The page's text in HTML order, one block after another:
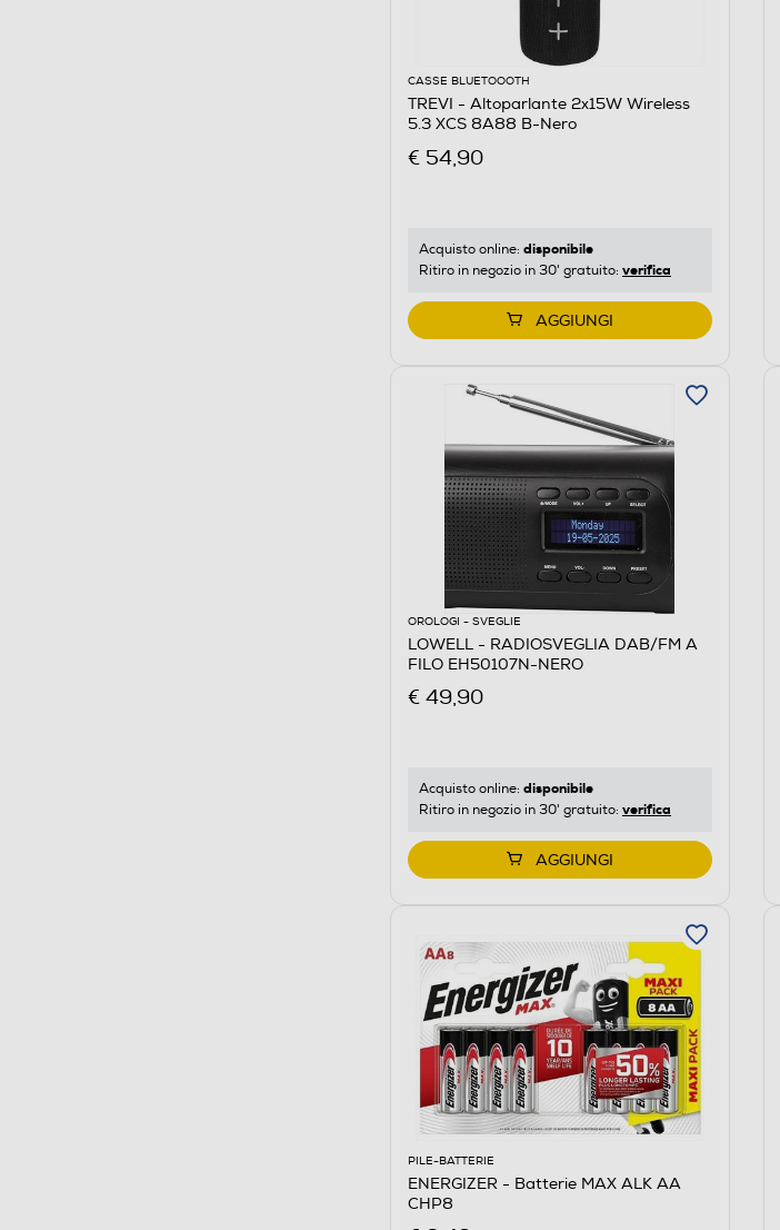
CASSE BLUETOOOTH
TREVI - Altoparlante 2x15W Wireless
5.3 XCS 8A88 B-Nero
€ 54,90
Acquisto online: disponibile
Ritiro in negozio in 30' gratuito: verifica
AGGIUNGI
OROLOGI - SVEGLIE
LOWELL - RADIOSVEGLIA DAB/FM A
FILO EH50107N-NERO
€ 49,90
Acquisto online: disponibile
Ritiro in negozio in 30' gratuito: verifica
AGGIUNGI
PILE-BATTERIE
ENERGIZER - Batterie MAX ALK AA
CHP8